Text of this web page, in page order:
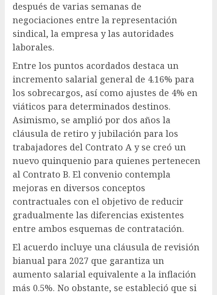
después de varias semanas de
negociaciones entre la representación
sindical, la empresa y las autoridades
laborales.
Entre los puntos acordados destaca un
incremento salarial general de 4.16% para
los sobrecargos, así como ajustes de 4% en
viáticos para determinados destinos.
Asimismo, se amplió por dos años la
cláusula de retiro y jubilación para los
trabajadores del Contrato A y se creó un
nuevo quinquenio para quienes pertenecen
al Contrato B. El convenio contempla
mejoras en diversos conceptos
contractuales con el objetivo de reducir
gradualmente las diferencias existentes
entre ambos esquemas de contratación.
El acuerdo incluye una cláusula de revisión
bianual para 2027 que garantiza un
aumento salarial equivalente a la inflación
más 0.5%. No obstante, se estableció que si